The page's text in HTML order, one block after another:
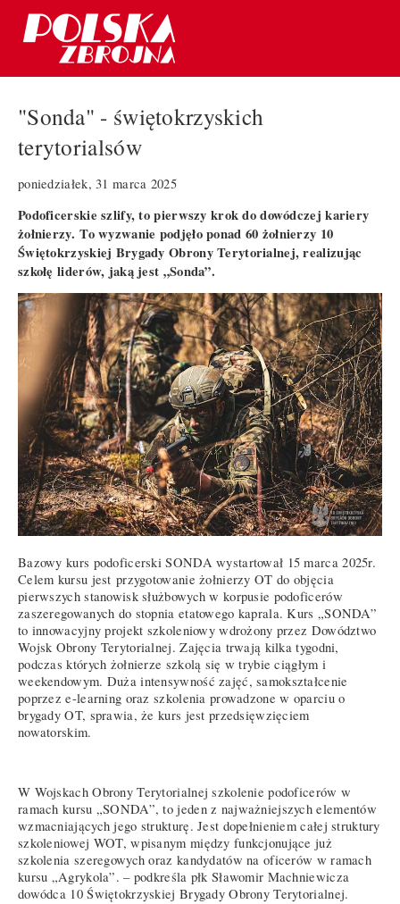
"Sonda" - świętokrzyskich
terytorialsów
poniedziałek, 31 marca 2025
Podoficerskie szlify, to pierwszy krok do dowódczej kariery
żołnierzy. To wyzwanie podjęło ponad 60 żołnierzy 10
Świętokrzyskiej Brygady Obrony Terytorialnej, realizując
szkołę liderów, jaką jest „Sonda”.
Bazowy kurs podoficerski SONDA wystartował 15 marca 2025r.
Celem kursu jest przygotowanie żołnierzy OT do objęcia
pierwszych stanowisk służbowych w korpusie podoficerów
zaszeregowanych do stopnia etatowego kaprala. Kurs „SONDA”
to innowacyjny projekt szkoleniowy wdrożony przez Dowództwo
Wojsk Obrony Terytorialnej. Zajęcia trwają kilka tygodni,
podczas których żołnierze szkolą się w trybie ciągłym i
weekendowym. Duża intensywność zajęć, samokształcenie
poprzez e-learning oraz szkolenia prowadzone w oparciu o
brygady OT, sprawia, że kurs jest przedsięwzięciem
nowatorskim.
W Wojskach Obrony Terytorialnej szkolenie podoficerów w
ramach kursu „SONDA”, to jeden z najważniejszych elementów
wzmacniających jego strukturę. Jest dopełnieniem całej struktury
szkoleniowej WOT, wpisanym między funkcjonujące już
szkolenia szeregowych oraz kandydatów na oficerów w ramach
kursu „Agrykola”. – podkreśla płk Sławomir Machniewicza
dowódca 10 Świętokrzyskiej Brygady Obrony Terytorialnej.